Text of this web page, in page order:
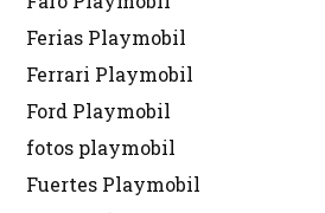
Ferias Playmobil
Ferrari Playmobil
Ford Playmobil
fotos playmobil
Fuertes Playmobil